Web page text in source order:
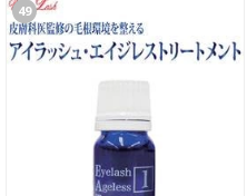
49